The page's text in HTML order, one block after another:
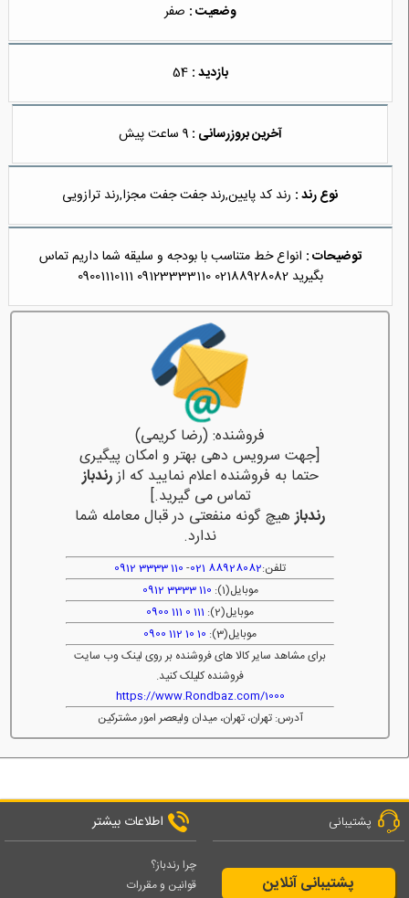
وضعیت : صفر
بازدید : 54
آخرین بروزرسانی : 9 ساعت پیش
نوع رند : رند کد پایین,رند جفت جفت مجزا,رند ترازویی
توضیحات : انواع خط متناسب با بودجه و سلیقه شما داریم تماس
بگیرید 02188928082 09123333110 09001110111
فروشنده: (رضا کریمی)
[جهت سرویس دهی بهتر و امکان پیگیری
حتما به فروشنده اعلام نمایید که ازرندباز
تماس می گیرید.]
رندبازهیچ گونه منفعتی در قبال معامله شما
ندارد.
تلفن:88928082 021
-
110 3333 0912
موبایل(1):
110 3333 0912
موبایل(2):
111 0 111 0900
موبایل(3):
10 10 112 0900
برای مشاهد سایر کالا های فروشنده بر روی لینک وب سایت
فروشنده کلیلک کنید.
https://www.Rondbaz.com/1000
آدرس: تهران، تهران، میدان ولیعصر امور مشترکین
پشتیبانی
پشتیبانی آنلاین
اطلاعات بیشتر
چرا رندباز؟
قوانین و مقررات